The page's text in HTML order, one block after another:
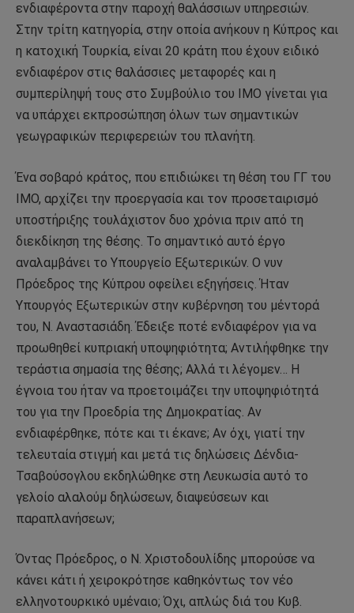
ενδιαφέροντα στην παροχή θαλάσσιων υπηρεσιών.
Στην τρίτη κατηγορία, στην οποία ανήκουν η Κύπρος και
η κατοχική Τουρκία, είναι 20 κράτη που έχουν ειδικό
ενδιαφέρον στις θαλάσσιες μεταφορές και η
συμπερίληψή τους στο Συμβούλιο του ΙΜΟ γίνεται για
να υπάρχει εκπροσώπηση όλων των σημαντικών
γεωγραφικών περιφερειών του πλανήτη.
Ένα σοβαρό κράτος, που επιδιώκει τη θέση του ΓΓ του
ΙΜΟ, αρχίζει την προεργασία και τον προσεταιρισμό
υποστήριξης τουλάχιστον δυο χρόνια πριν από τη
διεκδίκηση της θέσης. Το σημαντικό αυτό έργο
αναλαμβάνει το Υπουργείο Εξωτερικών. Ο νυν
Πρόεδρος της Κύπρου οφείλει εξηγήσεις. Ήταν
Υπουργός Εξωτερικών στην κυβέρνηση του μέντορά
του, Ν. Αναστασιάδη. Έδειξε ποτέ ενδιαφέρον για να
προωθηθεί κυπριακή υποψηφιότητα; Αντιλήφθηκε την
τεράστια σημασία της θέσης; Αλλά τι λέγομεν… Η
έγνοια του ήταν να προετοιμάζει την υποψηφιότητά
του για την Προεδρία της Δημοκρατίας. Αν
ενδιαφέρθηκε, πότε και τι έκανε; Αν όχι, γιατί την
τελευταία στιγμή και μετά τις δηλώσεις Δένδια-
Τσαβούσογλου εκδηλώθηκε στη Λευκωσία αυτό το
γελοίο αλαλούμ δηλώσεων, διαψεύσεων και
παραπλανήσεων;
Όντας Πρόεδρος, ο Ν. Χριστοδουλίδης μπορούσε να
κάνει κάτι ή χειροκρότησε καθηκόντως τον νέο
ελληνοτουρκικό υμέναιο; Όχι, απλώς διά του Κυβ.